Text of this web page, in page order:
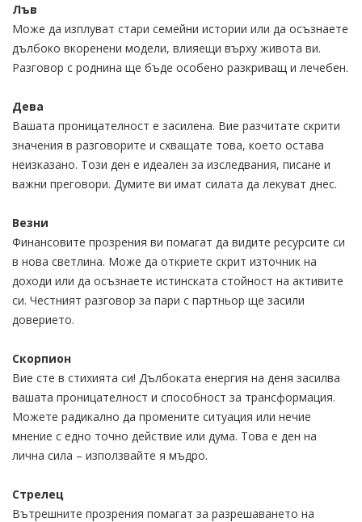
Лъв
Може да изплуват стари семейни истории или да осъзнаете
дълбоко вкоренени модели, влияещи върху живота ви.
Разговор с роднина ще бъде особено разкриващ и лечебен.
Дева
Вашата проницателност е засилена. Вие разчитате скрити
значения в разговорите и схващате това, което остава
неизказано. Този ден е идеален за изследвания, писане и
важни преговори. Думите ви имат силата да лекуват днес.
Везни
Финансовите прозрения ви помагат да видите ресурсите си
в нова светлина. Може да откриете скрит източник на
доходи или да осъзнаете истинската стойност на активите
си. Честният разговор за пари с партньор ще засили
доверието.
Скорпион
Вие сте в стихията си! Дълбоката енергия на деня засилва
вашата проницателност и способност за трансформация.
Можете радикално да промените ситуация или нечие
мнение с едно точно действие или дума. Това е ден на
лична сила – използвайте я мъдро.
Стрелец
Вътрешните прозрения помагат за разрешаването на